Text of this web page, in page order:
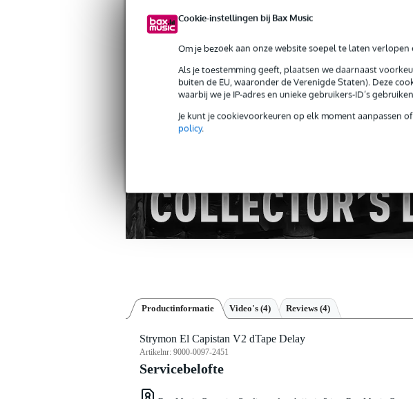
Cookie-instellingen bij Bax Music
Om je bezoek aan onze website soepel te laten
Als je toestemming geeft, plaatsen we daarnaast
buiten de EU, waaronder de Verenigde Staten). Deze
waarbij we je IP-adres en unieke gebruikers-ID’s
Je kunt je cookievoorkeuren op elk moment aanpassen
policy.
Gratis verzending vanaf € 99,-
30 dagen 'niet goed geld terug' garantie
Productinformatie Video's (4) Reviews (4)
Strymon El Capistan V2 dTape Delay
Artikelnr: 9000-0097-2451
Servicebelofte